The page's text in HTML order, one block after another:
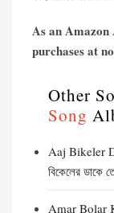
As an
purchases at
Other
Song
Aaj Bikeler
বিকেলের ডাকে
Amar Bolar